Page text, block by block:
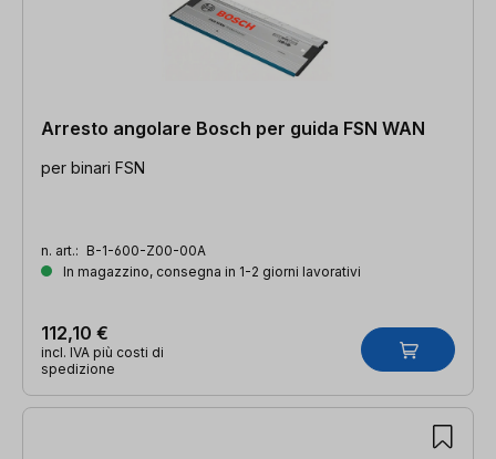
Arresto angolare Bosch per guida FSN WAN
per binari FSN
n. art.: B-1-600-Z00-00A
In magazzino, consegna in 1-2 giorni lavorativi
112,10 €
incl. IVA più costi di
spedizione